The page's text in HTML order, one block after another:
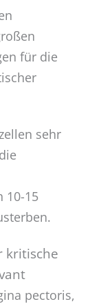
für die
sehr
10-15
kritische
pectoris,